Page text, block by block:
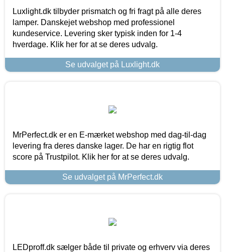
Luxlight.dk tilbyder prismatch og fri fragt på alle deres
lamper. Danskejet webshop med professionel
kundeservice. Levering sker typisk inden for 1-4
hverdage. Klik her for at se deres udvalg.
Se udvalget på Luxlight.dk
MrPerfect.dk er en E-mærket webshop med dag-til-dag
levering fra deres danske lager. De har en rigtig flot
score på Trustpilot. Klik her for at se deres udvalg.
Se udvalget på MrPerfect.dk
LEDproff.dk sælger både til private og erhverv via deres